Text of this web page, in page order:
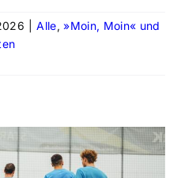
Alle,»Moin, Moin« und